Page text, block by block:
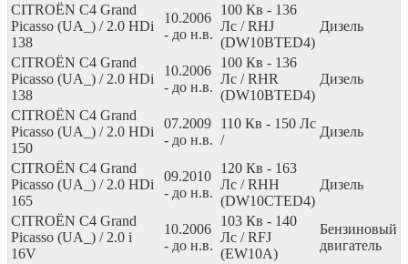
CITROËN C4 Grand
Picasso (UA_) / 2.0 HDi
138
10.2006
- до н.в.
100 Кв - 136
Лс / RHJ
(DW10BTED4)
Дизель
CITROËN C4 Grand
Picasso (UA_) / 2.0 HDi
138
10.2006
- до н.в.
100 Кв - 136
Лс / RHR
(DW10BTED4)
Дизель
CITROËN C4 Grand
Picasso (UA_) / 2.0 HDi
150
07.2009
- до н.в.
110 Кв - 150 Лс
/
Дизель
CITROËN C4 Grand
Picasso (UA_) / 2.0 HDi
165
09.2010
- до н.в.
120 Кв - 163
Лс / RHH
(DW10CTED4)
Дизель
CITROËN C4 Grand
Picasso (UA_) / 2.0 i
16V
10.2006
- до н.в.
103 Кв - 140
Лс / RFJ
(EW10A)
Бензиновый
двигатель